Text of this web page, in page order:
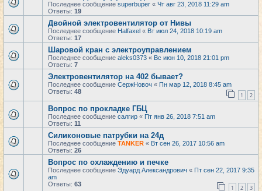
Последнее сообщение superbuper « Чт авг 23, 2018 11:29 am
Ответы: 19
Двойной электровентилятор от Нивы
Последнее сообщение Halfaxel « Вт июл 24, 2018 10:19 am
Ответы: 17
Шаровой кран с электроуправлением
Последнее сообщение aleks0373 « Вс июн 10, 2018 21:01 pm
Ответы: 7
Электровентилятор на 402 бывает?
Последнее сообщение СержНовоч « Пн мар 12, 2018 8:45 am
Ответы: 48 1 2
Вопрос по прокладке ГБЦ
Последнее сообщение салгир « Пт янв 26, 2018 7:51 am
Ответы: 11
Силиконовые патрубки на 24д
Последнее сообщение TANKER « Вт сен 26, 2017 10:56 am
Ответы: 26
Вопрос по охлаждению и печке
Последнее сообщение Эдуард Александрович « Пт сен 22, 2017 9:35
am
Ответы: 63 1 2 3